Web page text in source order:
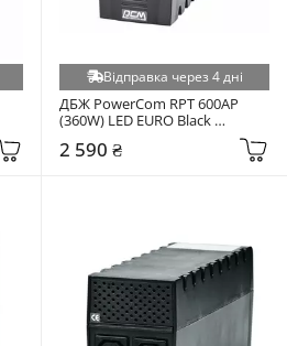
Відправка через 4 дні
ДБЖ PowerCom RPT 600AP
(360W) LED EURO Black
2 590 ₴